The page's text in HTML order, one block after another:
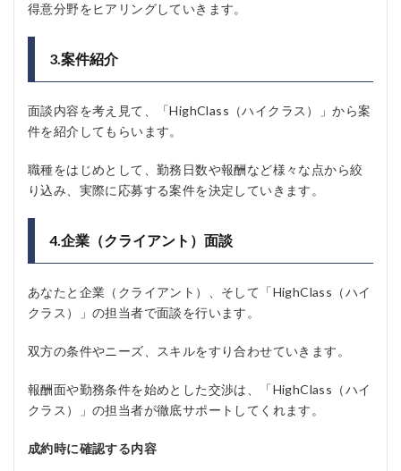
得意分野をヒアリングしていきます。
3.案件紹介
面談内容を考え見て、「HighClass（ハイクラス）」から案
件を紹介してもらいます。
職種をはじめとして、勤務日数や報酬など様々な点から絞
り込み、実際に応募する案件を決定していきます。
4.企業（クライアント）面談
あなたと企業（クライアント）、そして「HighClass（ハイ
クラス）」の担当者で面談を行います。
双方の条件やニーズ、スキルをすり合わせていきます。
報酬面や勤務条件を始めとした交渉は、「HighClass（ハイ
クラス）」の担当者が徹底サポートしてくれます。
成約時に確認する内容